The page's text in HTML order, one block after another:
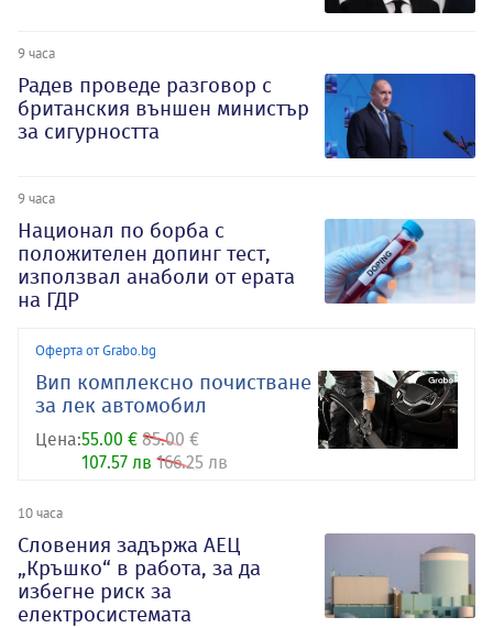
9 часа
Радев проведе разговор с
британския външен министър
за сигурността
9 часа
Национал по борба с
положителен допинг тест,
използвал анаболи от ерата
на ГДР
Оферта от Grabo.bg
Вип комплексно почистване
за лек автомобил
Цена:55.00 € 85.00 €
107.57 лв 166.25 лв
10 часа
Словения задържа АЕЦ
„Кръшко“ в работа, за да
избегне риск за
електросистемата